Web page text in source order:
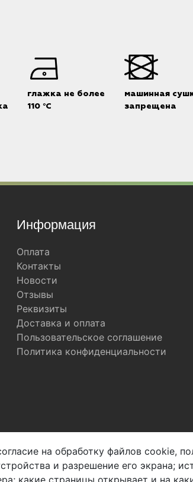
глажка не более
110 °C
машинная
запрещена
Информация
Оплата
Контакты
Новости
Отзывы
Реквизиты
Доставка и оплата
Пользовательское соглашение
Политика конфиденциальности
Мы в соц. сетях
на обработку файлов cookie,
и разрешение его экрана;
какие страницы открывает и на